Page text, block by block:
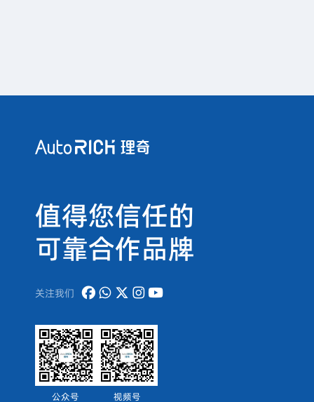
值得您信任的
可靠合作品牌
关注我们
公众号 视频号